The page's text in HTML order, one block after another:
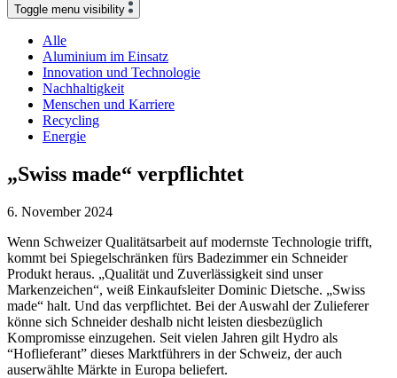
Toggle menu visibility
Alle
Aluminium im Einsatz
Innovation und Technologie
Nachhaltigkeit
Menschen und Karriere
Recycling
Energie
„Swiss made“ verpflichtet
6. November 2024
Wenn Schweizer Qualitätsarbeit auf modernste Technologie trifft,
kommt bei Spiegelschränken fürs Badezimmer ein Schneider
Produkt heraus. „Qualität und Zuverlässigkeit sind unser
Markenzeichen“, weiß Einkaufsleiter Dominic Dietsche. „Swiss
made“ halt. Und das verpflichtet. Bei der Auswahl der Zulieferer
könne sich Schneider deshalb nicht leisten diesbezüglich
Kompromisse einzugehen. Seit vielen Jahren gilt Hydro als
“Hoflieferant” dieses Marktführers in der Schweiz, der auch
auserwählte Märkte in Europa beliefert.